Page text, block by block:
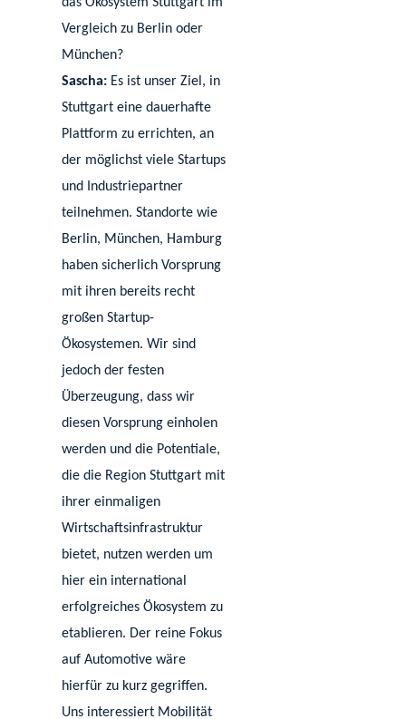
das Ökosystem Stuttgart im
Vergleich zu Berlin oder
München?
Sascha: Es ist unser Ziel, in
Stuttgart eine dauerhafte
Plattform zu errichten, an
der möglichst viele Startups
und Industriepartner
teilnehmen. Standorte wie
Berlin, München, Hamburg
haben sicherlich Vorsprung
mit ihren bereits recht
großen Startup-
Ökosystemen. Wir sind
jedoch der festen
Überzeugung, dass wir
diesen Vorsprung einholen
werden und die Potentiale,
die die Region Stuttgart mit
ihrer einmaligen
Wirtschaftsinfrastruktur
bietet, nutzen werden um
hier ein international
erfolgreiches Ökosystem zu
etablieren. Der reine Fokus
auf Automotive wäre
hierfür zu kurz gegriffen.
Uns interessiert Mobilität